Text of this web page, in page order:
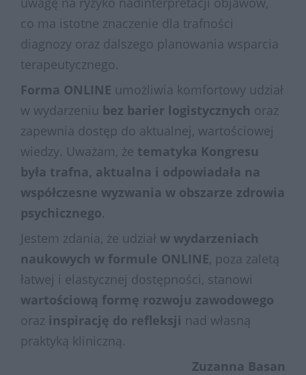
co ma istotne znaczenie dla trafności
diagnozy oraz dalszego planowania wsparcia
terapeutycznego.
Forma ONLINE umożliwia komfortowy udział
w wydarzeniu bez barier logistycznych oraz
zapewnia dostęp do aktualnej, wartościowej
wiedzy. Uważam, że tematyka Kongresu
była trafna, aktualna i odpowiadała na
współczesne wyzwania w obszarze zdrowia
psychicznego.
Jestem zdania, że udział w wydarzeniach
naukowych w formule ONLINE, poza zaletą
łatwej i elastycznej dostępności, stanowi
wartościową formę rozwoju zawodowego
oraz inspirację do refleksji nad własną
praktyką kliniczną.
Zuzanna Basan